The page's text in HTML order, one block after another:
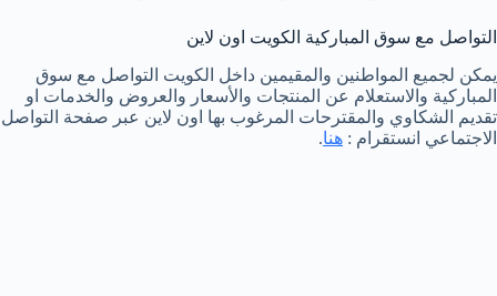
التواصل مع سوق المباركية الكويت اون لاين
يمكن لجميع المواطنين والمقيمين داخل الكويت التواصل مع سوق
المباركية والاستعلام عن المنتجات والأسعار والعروض والخدمات او
تقديم الشكاوي والمقترحات المرغوب بها اون لاين عبر صفحة التواصل
الاجتماعي انستقرام : هنا.